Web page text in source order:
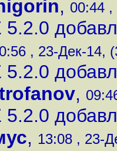
, 00:44 ,
5.2.0
, 23-Дек-14,
5.2.0
,
5.2.0
, 13:08 , 23-